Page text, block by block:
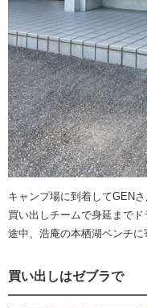
キャンプ場に到着してGENさ
買い出しチームで身延までド
途中、浩庵の本栖湖ベンチに
買い出しはゼブラで